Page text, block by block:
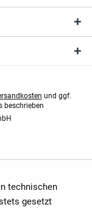
und ggf.
beschrieben
technischen
gesetzt